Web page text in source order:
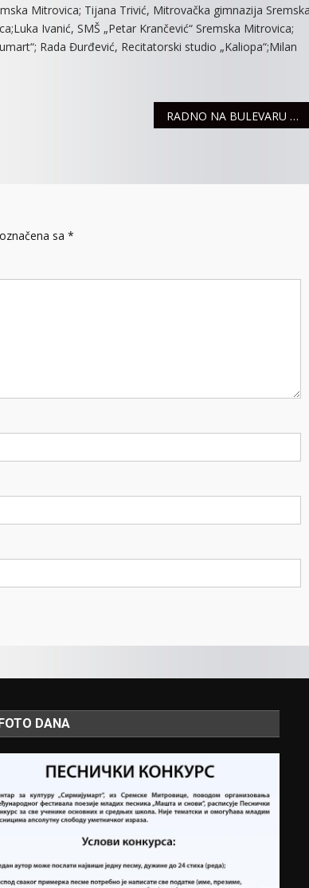
Mitrovica; Tijana Trivić, Mitrovačka gimnazija
Ivanić, SMŠ „Petar Krančević“ Sremska Mitrovica;
Rada Đurđević, Recitatorski studio „Kaliopa“;Milan
RADNO NA BULEVARU KONSTANTINA VELIKOG
sa *
DANA